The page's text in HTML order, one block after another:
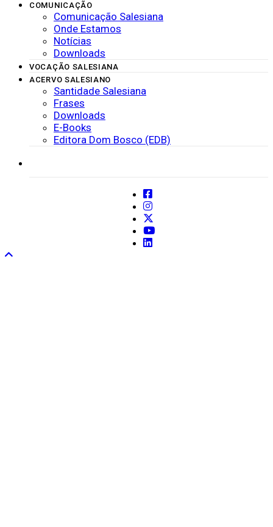
COMUNICAÇÃO
Comunicação Salesiana
Onde Estamos
Notícias
Downloads
VOCAÇÃO SALESIANA
ACERVO SALESIANO
Santidade Salesiana
Frases
Downloads
E-Books
Editora Dom Bosco (EDB)